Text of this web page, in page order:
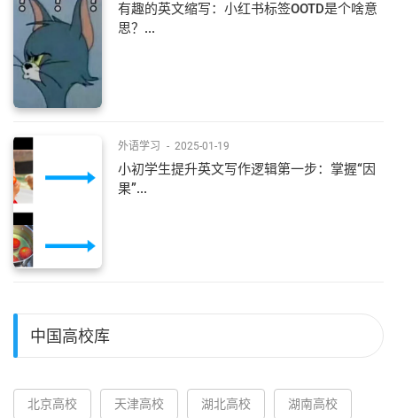
有趣的英文缩写：小红书标签OOTD是个啥意
思？...
外语学习 - 2025-01-19
小初学生提升英文写作逻辑第一步：掌握“因
果”...
中国高校库
北京高校 天津高校 湖北高校 湖南高校